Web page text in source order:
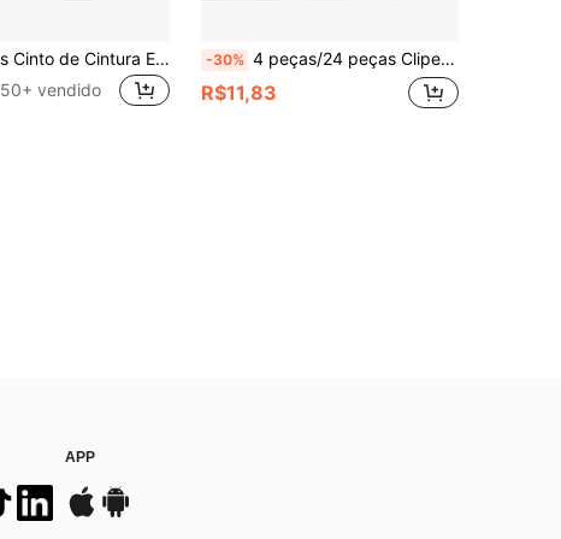
2/4/6 Peças Cinto de Cintura Elástico, Cinto Ajustável Sem Fivela, Adequado para Denim, Cintura Elástica Invisível, Unissex, Cintura Emagrecedora - Design Confortável Sem Fivela, Ajustável e Elástico, Ajuste Perfeito para Denim e Calças - Realce o Contorno do Seu Corpo, Cinto de Cintura Elástico Vintage - Sem Fivela, Ajuste Invisível, Adequado para Homens e Mulheres, Elasticidade Confortável, Tamanho Universal
50+ vendido
-30% 4 peças/24 peças Clipes Invisíveis para Perna de Calça - Fivela Ajustável Sem Costura, Evita que as Pernas da Calça Arrastem, Clipes Ocultos para Ajuste de Perna de Calça, Conveniente para Alteração de Roupas e Personalização de Comprimento de Calça (Cor Aleatória)
R$11,83
APP